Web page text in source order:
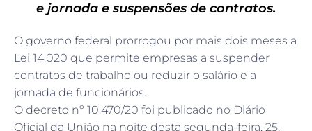
e jornada e suspensões de contratos.
O governo federal prorrogou por mais dois meses a
Lei 14.020 que permite empresas a suspender
contratos de trabalho ou reduzir o salário e a
jornada de funcionários.
O decreto nº 10.470/20 foi publicado no Diário
Oficial da União na noite desta segunda-feira, 25.